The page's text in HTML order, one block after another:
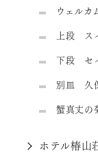
ウェルカ
上段 ス
下段 セ
別皿 久
蟹真丈の
ホテル椿山